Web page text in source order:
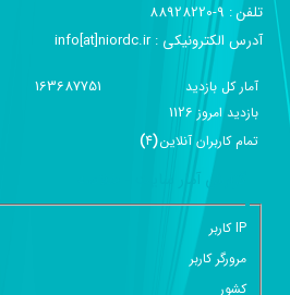
تلفن :‌ 9-88928220
آدرس الکترونیکی :‌ info[at]niordc.ir
آمار کل بازدید 163687751
بازديد امروز 1126
تمام کاربران آنلاين(
4
)
گزارش آمار سایت - خلاصه
IP کاربر
مرورگر کاربر
کشور